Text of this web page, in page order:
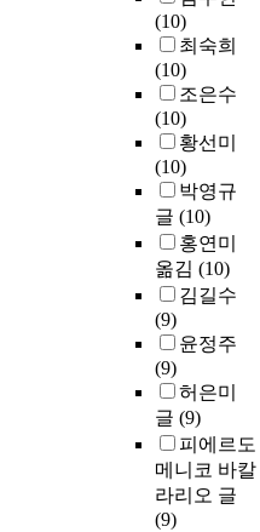
(10)
최숙희
(10)
조은수
(10)
황선미
(10)
박영규
글 (10)
홍연미
옮김 (10)
김길수
(9)
윤정주
(9)
허은미
글 (9)
피에르도
메니코 바칼
라리오 글
(9)